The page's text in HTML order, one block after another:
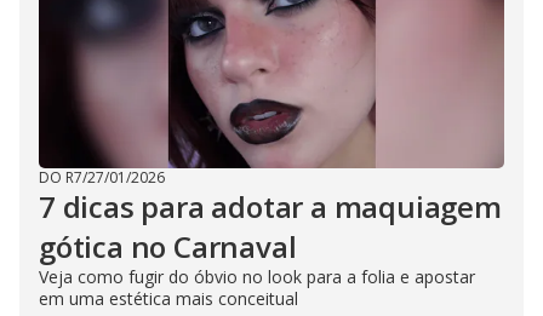
DO R7/27/01/2026
7 dicas para adotar a maquiagem
gótica no Carnaval
Veja como fugir do óbvio no look para a folia e apostar
em uma estética mais conceitual